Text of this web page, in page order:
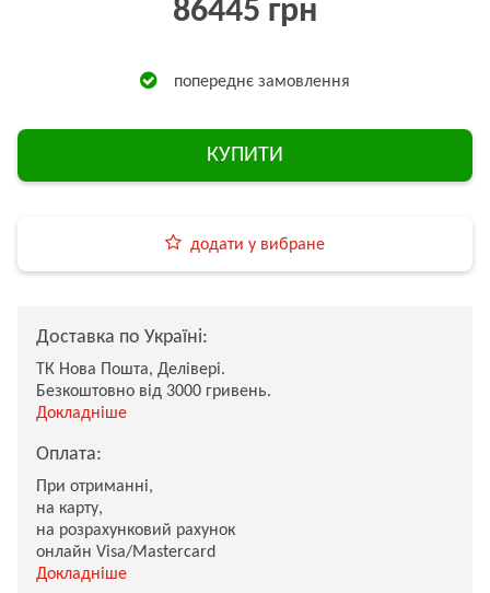
86445 грн
попереднє замовлення
КУПИТИ
додати у вибране
Доставка по Україні:
ТК Нова Пошта, Делівері.
Безкоштовно від 3000 гривень.
Докладніше
Оплата:
При отриманні,
на карту,
на розрахунковий рахунок
онлайн Visa/Mastercard
Докладніше